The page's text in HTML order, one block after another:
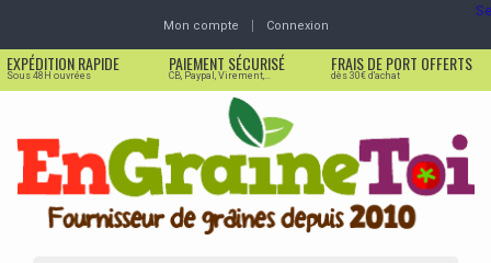
Mon compte Connexion
EXPÉDITION RAPIDE
Sous 48H ouvrées
PAIEMENT SÉCURISÉ
CB, Paypal, Virement,...
FRAIS DE PORT OFFERTS
dès 30€ d'achat